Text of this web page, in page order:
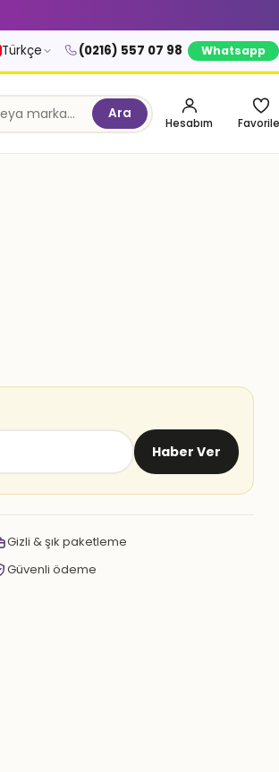
Türkçe (0216) 557 07 98 Whatsapp
Ara
Hesabım
Haber Ver
Gizli & şık paketleme
Güvenli ödeme